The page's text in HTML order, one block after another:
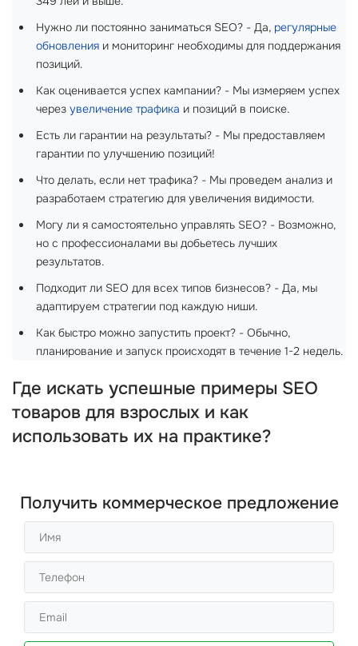
Нужно ли постоянно заниматься SEO? - Да, регулярные
обновления и мониторинг необходимы для поддержания
позиций.
Как оценивается успех кампании? - Мы измеряем успех
через увеличение трафика и позиций в поиске.
Есть ли гарантии на результаты? - Мы предоставляем
гарантии по улучшению позиций!
Что делать, если нет трафика? - Мы проведем анализ и
разработаем стратегию для увеличения видимости.
Могу ли я самостоятельно управлять SEO? - Возможно,
но с профессионалами вы добьетесь лучших
результатов.
Подходит ли SEO для всех типов бизнесов? - Да, мы
адаптируем стратегии под каждую ниши.
Как быстро можно запустить проект? - Обычно,
планирование и запуск происходят в течение 1-2 недель.
Где искать успешные примеры SEO
товаров для взрослых и как
использовать их на практике?
Получить коммерческое предложение